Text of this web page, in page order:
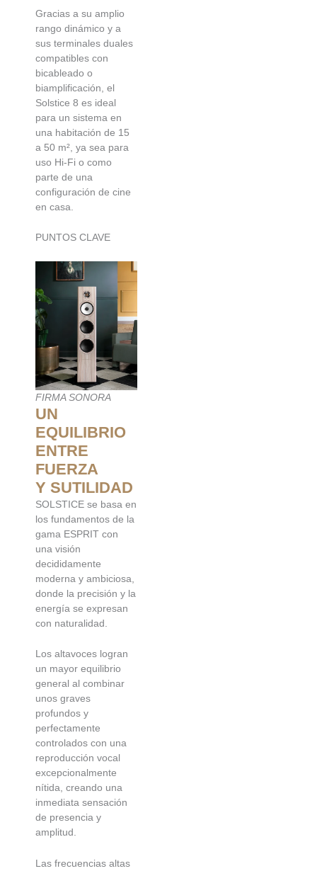
Gracias a su amplio
rango dinámico y a
sus terminales duales
compatibles con
bicableado o
biamplificación, el
Solstice 8 es ideal
para un sistema en
una habitación de 15
a 50 m², ya sea para
uso Hi-Fi o como
parte de una
configuración de cine
en casa.
PUNTOS CLAVE
FIRMA SONORA
UN
EQUILIBRIO
ENTRE
FUERZA
Y SUTILIDAD
SOLSTICE se basa en
los fundamentos de la
gama ESPRIT con
una visión
decididamente
moderna y ambiciosa,
donde la precisión y la
energía se expresan
con naturalidad.
Los altavoces logran
un mayor equilibrio
general al combinar
unos graves
profundos y
perfectamente
controlados con una
reproducción vocal
excepcionalmente
nítida, creando una
inmediata sensación
de presencia y
amplitud.
Las frecuencias altas